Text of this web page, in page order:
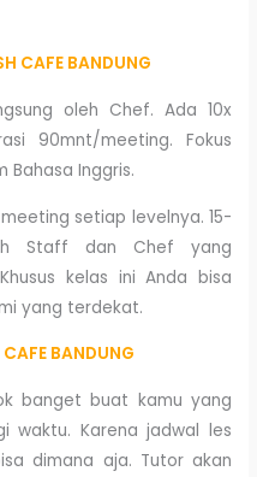
CAFE BANDUNG
oleh Chef. Ada 10x
90mnt/meeting. Fokus
Inggris.
setiap levelnya. 15-
Staff dan Chef yang
kelas ini Anda bisa
yang terdekat.
BANDUNG
banget buat kamu yang
waktu. Karena jadwal les
dimana aja. Tutor akan